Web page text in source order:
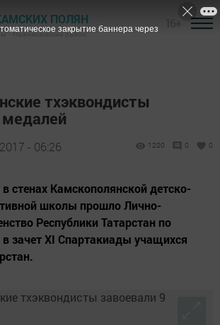
ПОЛЯН
- Нижнекамский район
тхэквондисты
медалей
- 06:26 1200 0 0
стенах Камскополянской детско-
школы прошло Лично-
Республики Татарстан по
зачет XI Спартакиады учащихся
закрытие баннера через